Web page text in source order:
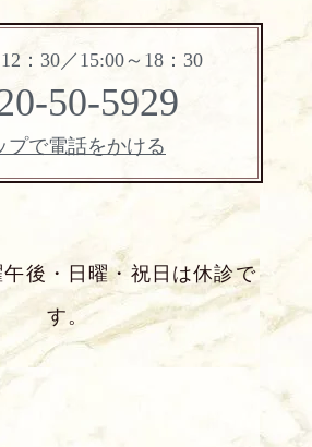
：30／15:00～18：30
50-5929
プで電話をかける
後・日曜・祝日は休診で
す。
リニックについて
あるご質問